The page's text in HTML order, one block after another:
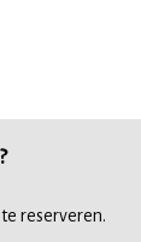
reserveren.